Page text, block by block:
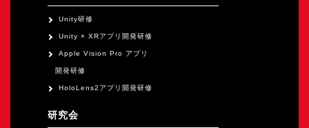
Unity研修
Unity × XRアプリ開発研修
Apple Vision Pro アプリ
開発研修
HoloLens2アプリ開発研修
研究会